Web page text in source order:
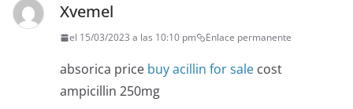
Xvemel
el 15/03/2023 a las 10:10 pm Enlace permanente
absorica price buy acillin for sale cost
ampicillin 250mg